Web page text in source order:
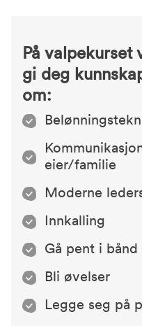
På valpekurset
gi deg
om:
eier/familie
Moderne
Innkalling
Gå pent i bånd
Bli øvelser
Legge seg på